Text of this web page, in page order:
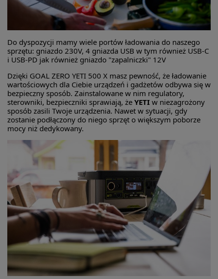
Do dyspozycji mamy wiele portów ładowania do naszego
sprzętu: gniazdo 230V, 4 gniazda USB w tym również USB-C
i USB-PD jak również gniazdo "zapalniczki" 12V
Dzięki GOAL ZERO YETI 500 X masz pewność, że ładowanie
wartościowych dla Ciebie urządzeń i gadżetów odbywa się w
bezpieczny sposób. Zainstalowane w nim regulatory,
sterowniki, bezpieczniki sprawiają, że YETI w niezagrożony
sposób zasili Twoje urządzenia. Nawet w sytuacji, gdy
zostanie podłączony do niego sprzęt o większym poborze
mocy niż dedykowany.